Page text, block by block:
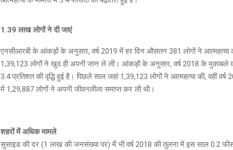
1.39 लाख लोगों ने दी जाएं
एनसीआरबी के आंकड़ों के अनुसार, वर्ष 2019 में हर दिन औसतन 381 लोगों ने
1,39,123 लोगों ने खुद ही अपनी जान ले ली। आंकड़ों के अनुसार, वर्ष 2018 के मुकाबले
3.4 प्रतिशत की वृद्धि हुई है। पिछले साल जहां 1,39,123 लोगों ने आत्महत्या की, वहीं
में 1,29,887 लोगों ने अपनी जीवनलीला समाप्त कर ली थी।
शहरों में अधिक मामले
सुसाइड की दर (1 लाख की जनसंख्या पर) में भी वर्ष 2018 की तुलना में इस साल 0.2